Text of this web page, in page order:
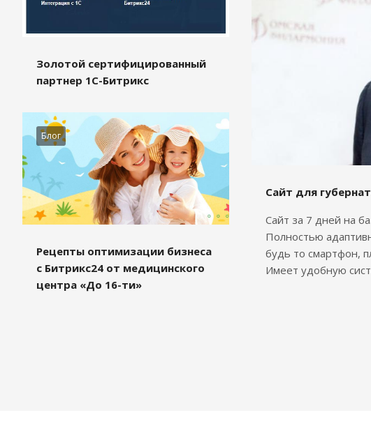
Золотой сертифицированный
партнер 1С-Битрикс
Блог
Рецепты оптимизации бизнеса
с Битрикс24 от медицинского
центра «До 16-ти»
Сайт для
Сайт за 7 дней на
Полностью
будь то смартфон,
Имеет удобную